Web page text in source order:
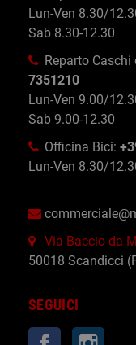
Lun-Ven 8.30/
Sab 8.30-12.30
Reparto
7351210
Lun-Ven 9.00/
Sab 9.00-12.30
Officina Bici:
Lun-Ven 8.30/
Via Baccio da
50018 Scandicci
SEGUICI
Facebook